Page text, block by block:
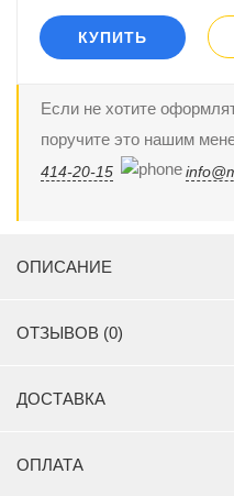
КУПИТЬ
Если не хотите
поручите это нашим
414-20-15
ОПИСАНИЕ
ОТЗЫВОВ (0)
ДОСТАВКА
ОПЛАТА